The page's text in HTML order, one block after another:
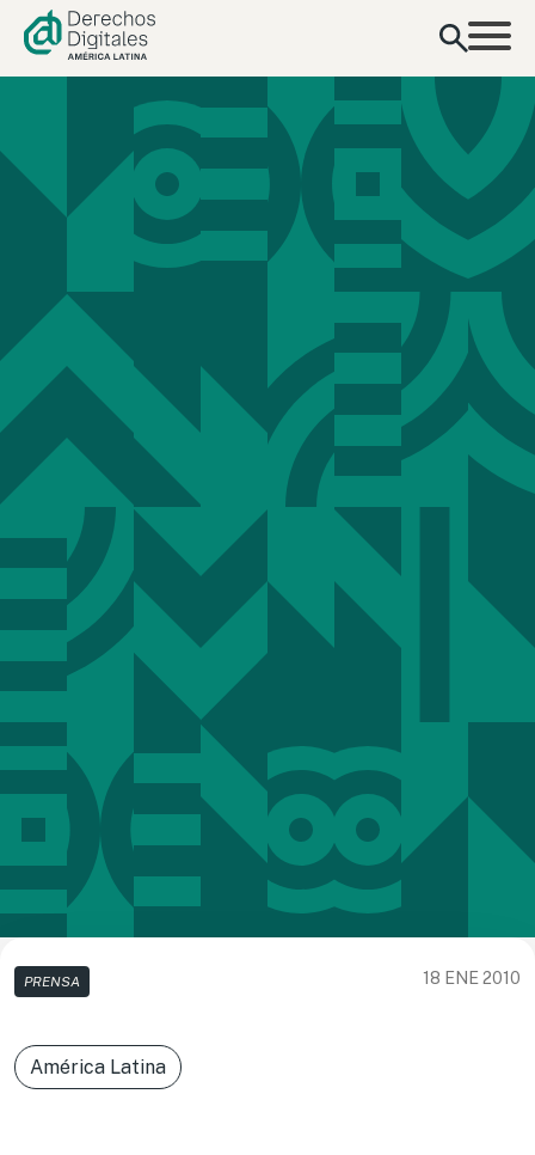
contenido
PRENSA 18 ENE 2010
América Latina